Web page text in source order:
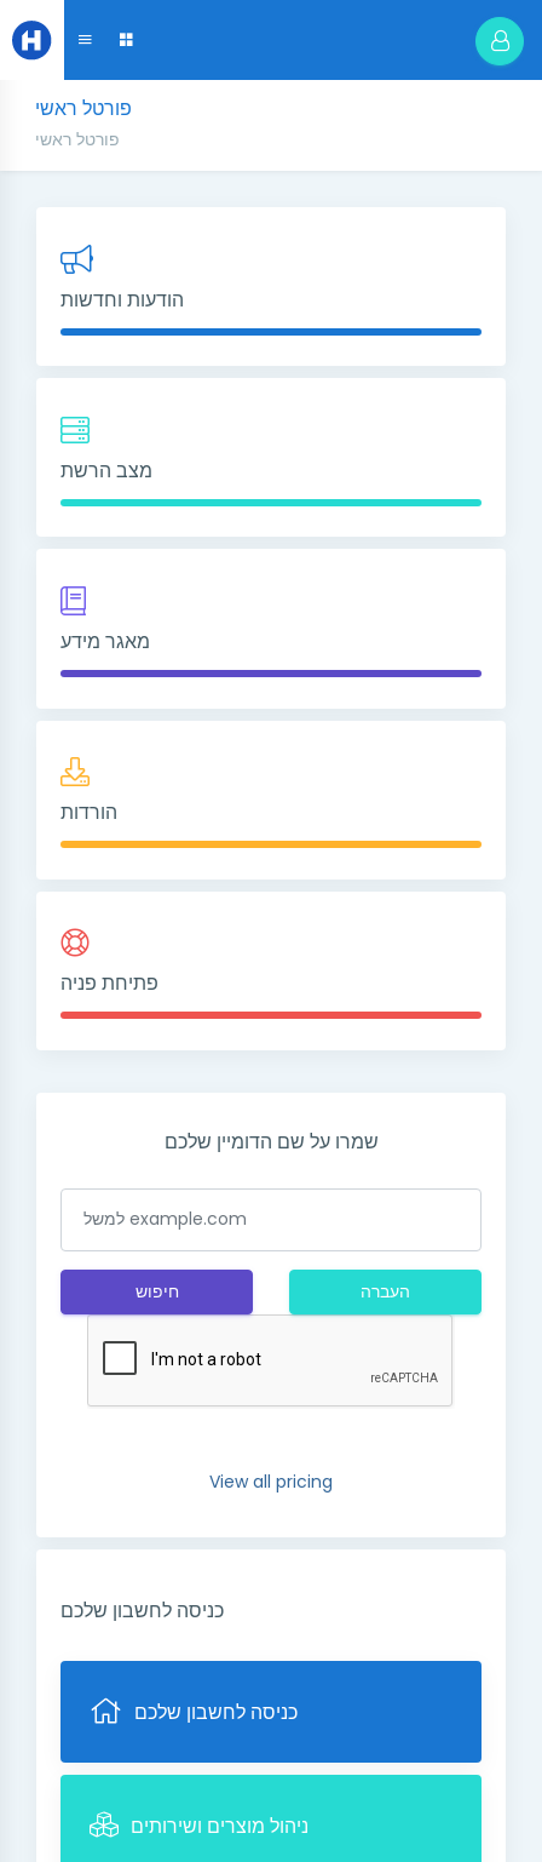
פורטל ראשי
פורטל ראשי
הודעות וחדשות
מצב הרשת
מאגר מידע
הורדות
פתיחת פניה
שמרו על שם הדומיין שלכם
חיפוש העברה
View all pricing
כניסה לחשבון שלכם
כניסה לחשבון שלכם
ניהול מוצרים ושירותים